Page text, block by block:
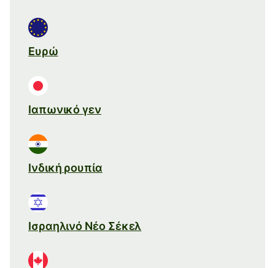
Ευρώ
Ιαπωνικό γεν
Ινδική ρουπία
Ισραηλινό Νέο Σέκελ